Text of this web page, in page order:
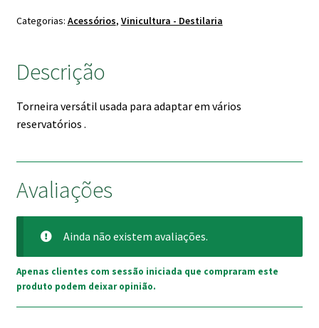
Plástico
Categorias: Acessórios, Vinicultura - Destilaria
Descrição
Torneira versátil usada para adaptar em vários
reservatórios .
Avaliações
Ainda não existem avaliações.
Apenas clientes com sessão iniciada que compraram este
produto podem deixar opinião.